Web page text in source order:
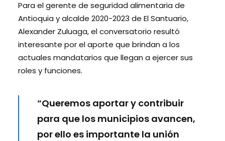
Para el gerente de seguridad alimentaria de
Antioquia y alcalde 2020-2023 de El Santuario,
Alexander Zuluaga, el conversatorio resultó
interesante por el aporte que brindan a los
actuales mandatarios que llegan a ejercer sus
roles y funciones.
“Queremos aportar y contribuir
para que los municipios avancen,
por ello es importante la unión